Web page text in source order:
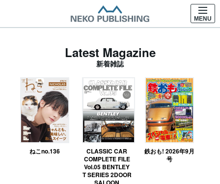
MENU
Latest Magazine
新着雑誌
ねこno.136
CLASSIC CAR
COMPLETE FILE
Vol.05 BENTLEY
T SERIES 2DOOR
鉄おも! 2026年9月
号